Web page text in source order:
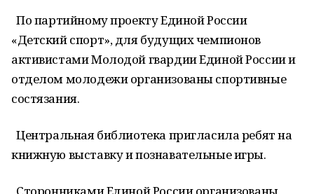
По партийному проекту Единой России
«Детский спорт», для будущих чемпионов
активистами Молодой гвардии Единой России и
отделом молодежи организованы спортивные
состязания.
Центральная библиотека пригласила ребят на
книжную выставку и познавательные игры.